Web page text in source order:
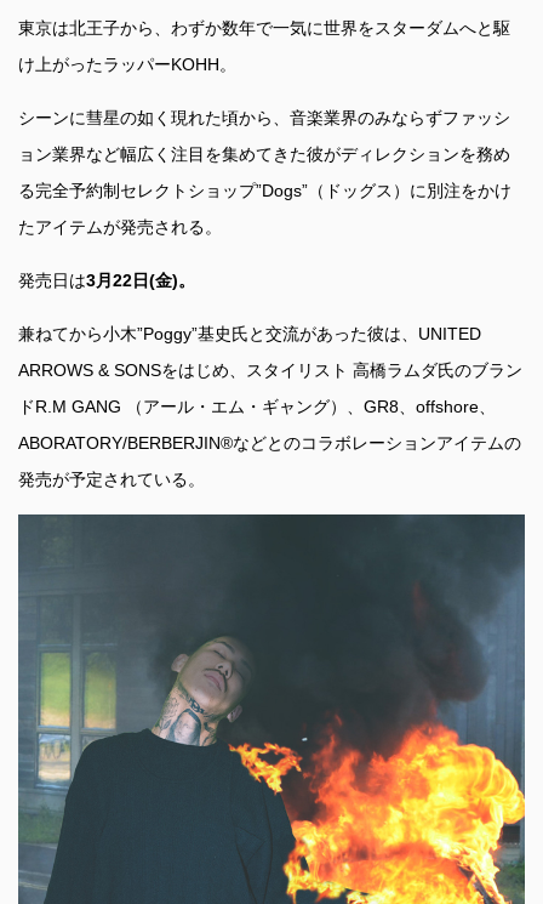
東京は北王子から、わずか数年で一気に世界をスターダムへと駆
け上がったラッパーKOHH。
シーンに彗星の如く現れた頃から、音楽業界のみならずファッシ
ョン業界など幅広く注目を集めてきた彼がディレクションを務め
る完全予約制セレクトショップ”Dogs”（ドッグス）に別注をかけ
たアイテムが発売される。
発売日は3月22日(金)。
兼ねてから小木”Poggy”基史氏と交流があった彼は、UNITED
ARROWS & SONSをはじめ、スタイリスト 高橋ラムダ氏のブラン
ドR.M GANG （アール・エム・ギャング）、GR8、offshore、
ABORATORY/BERBERJIN®などとのコラボレーションアイテムの
発売が予定されている。